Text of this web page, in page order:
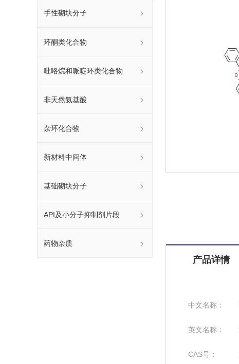
手性砌块分子
环酮类化合物
吡咯烷和哌啶环类化合物
非天然氨基酸
杂环化合物
新材料中间体
基础砌块分子
API及小分子抑制剂片段
药物杂质
产品详情
中文名称：
英文名称：
CAS号：